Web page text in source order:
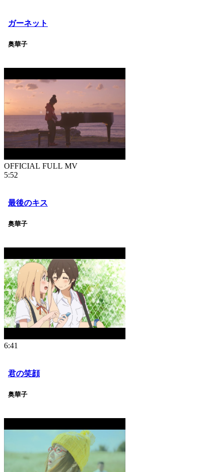
ガーネット
奥華子
OFFICIAL FULL MV
5:52
最後のキス
奥華子
6:41
君の笑顔
奥華子